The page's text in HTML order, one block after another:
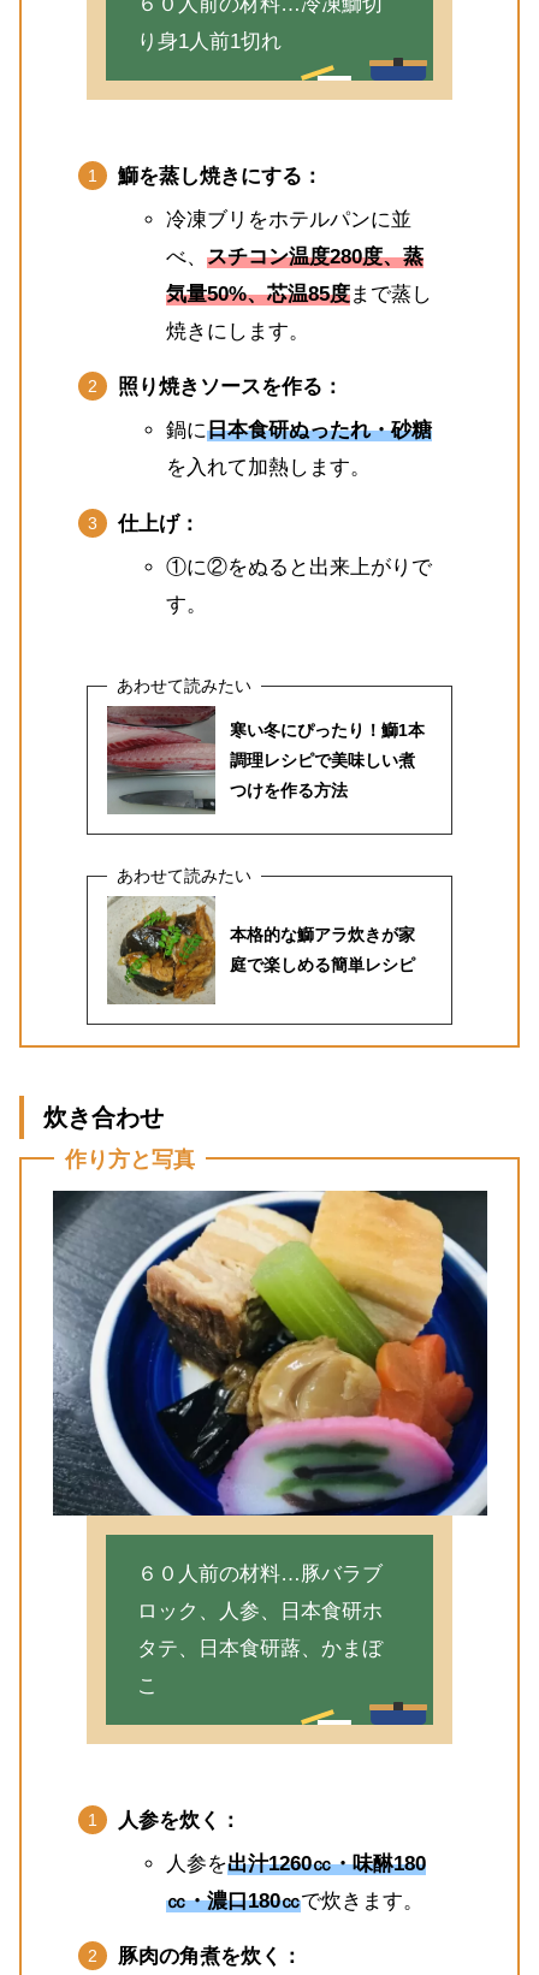
６０人前の材料…冷凍鰤切
り身1人前1切れ
鰤を蒸し焼きにする：
冷凍ブリをホテルパンに並
べ、 スチコン温度280度、蒸
気量50%、芯温85度まで蒸し
焼きにします。
照り焼きソースを作る：
鍋に日本食研ぬったれ・砂糖
を入れて加熱します。
仕上げ：
①に②をぬると出来上がりで
す。
寒い冬にぴったり！鰤1本
調理レシピで美味しい煮
つけを作る方法
本格的な鰤アラ炊きが家
庭で楽しめる簡単レシピ
炊き合わせ
作り方と写真
６０人前の材料…豚バラブ
ロック、人参、日本食研ホ
タテ、日本食研蕗、かまぼ
こ
人参を炊く：
人参を出汁1260㏄・味醂180
㏄・濃口180㏄で炊きます。
豚肉の角煮を炊く：